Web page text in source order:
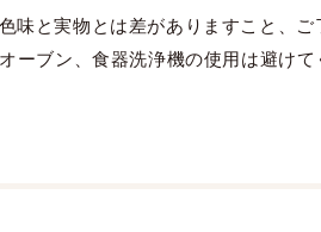
味と実物とは差がありますこと、ご
ーブン、食器洗浄機の使用は避けて